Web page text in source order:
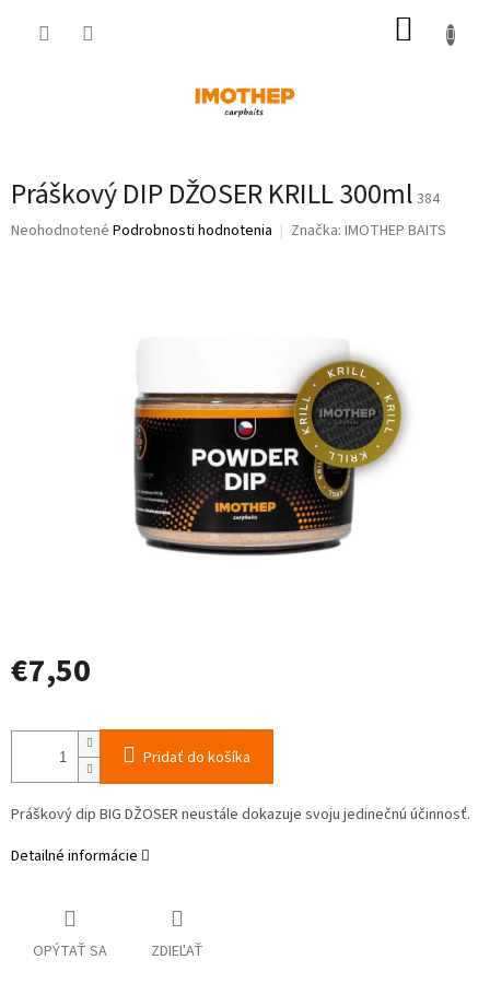
Práškový DIP DŽOSER KRILL 300ml 384
Priemerné
Neohodnotené Podrobnosti hodnotenia Značka: IMOTHEP BAITS
€7,50
cena:
Pridať do košíka
Práškový dip BIG DŽOSER neustále dokazuje svoju jedinečnú účinnosť.
Detailné informácie
OPÝTAŤ SA ZDIEĽAŤ